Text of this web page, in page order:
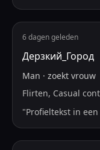
6 dagen geleden
Дерзкий_Город
Man · zoekt vrouw
Flirten, Casual
"Profieltekst in